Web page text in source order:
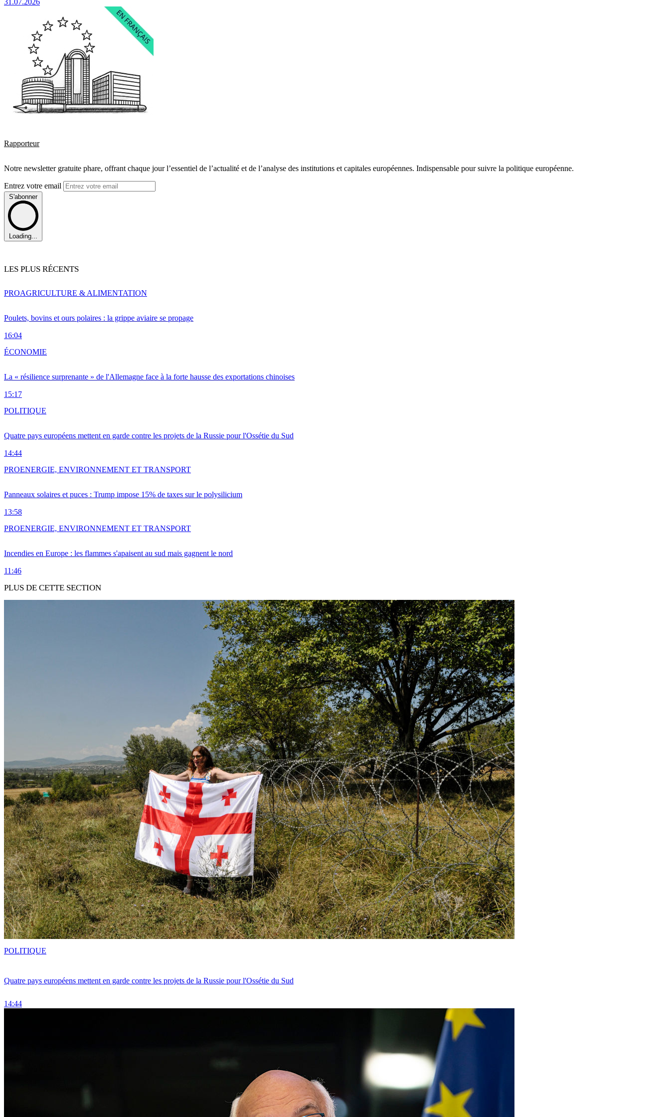
Rapporteur
Notre newsletter gratuite phare, offrant chaque jour l’essentiel de l’actualité et de l’analyse des institutions et capitales européennes. Indispensable pour suivre la politique européenne.
Entrez votre email
S'abonner
Loading...
LES PLUS RÉCENTS
Poulets, bovins et ours polaires : la grippe aviaire se propage
16:04
PROAGRICULTURE & ALIMENTATION
La « résilience surprenante » de l'Allemagne face à la forte hausse des exportations chinoises
15:17
ÉCONOMIE
Quatre pays européens mettent en garde contre les projets de la Russie pour l'Ossétie du Sud
14:44
POLITIQUE
Panneaux solaires et puces : Trump impose 15% de taxes sur le polysilicium
13:58
PROENERGIE, ENVIRONNEMENT ET TRANSPORT
Incendies en Europe : les flammes s'apaisent au sud mais gagnent le nord
11:46
PROENERGIE, ENVIRONNEMENT ET TRANSPORT
PLUS DE CETTE SECTION
Quatre pays européens mettent en garde contre les projets de la Russie pour l'Ossétie du Sud
14:44
POLITIQUE